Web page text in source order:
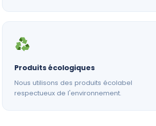
Produits écologiques
Nous utilisons des produits écolabel
respectueux de l'environnement.